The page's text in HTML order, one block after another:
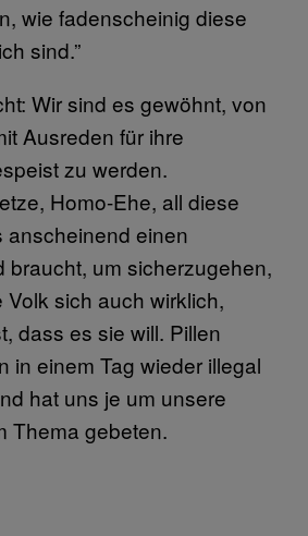
wie fadenscheinig diese
sind.”
Wir sind es gewöhnt, von
Ausreden für ihre
zu werden.
Homo-Ehe, all diese
anscheinend einen
braucht, um sicherzugehen,
sich auch wirklich,
dass es sie will. Pillen
in einem Tag wieder illegal
hat uns je um unsere
Thema gebeten.